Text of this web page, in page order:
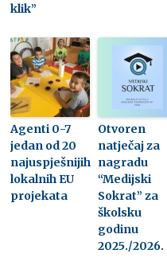
klik”
Agenti 0-7
jedan od 20
najuspješnijih
lokalnih EU
projekata
Otvoren
natječaj za
nagradu
“Medijski
Sokrat” za
školsku
godinu
2025./2026.